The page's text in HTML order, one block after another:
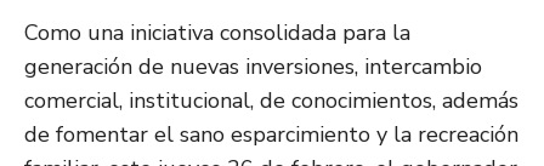
Como una iniciativa consolidada para la
generación de nuevas inversiones, intercambio
comercial, institucional, de conocimientos, además
de fomentar el sano esparcimiento y la recreación